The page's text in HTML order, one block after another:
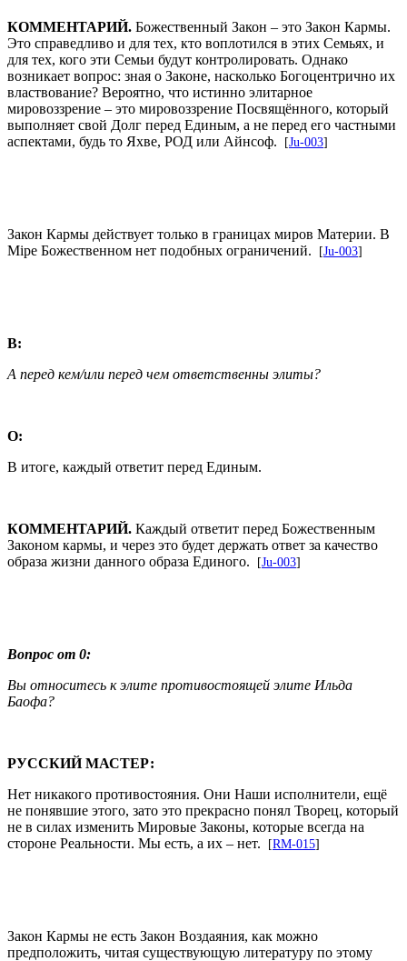
КОММЕНТАРИЙ. Божественный Закон – это Закон Кармы.
Это справедливо и для тех, кто воплотился в этих Семьях, и
для тех, кого эти Семьи будут контролировать. Однако
возникает вопрос: зная о Законе, насколько Богоцентрично их
властвование? Вероятно, что истинно элитарное
мировоззрение – это мировоззрение Посвящённого, который
выполняет свой Долг перед Единым, а не перед его частными
аспектами, будь то Яхве, РОД или Айнсоф.
[Ju-003]
Закон Кармы действует только в границах миров Материи. В
Мiре Божественном нет подобных ограничений.
[Ju-003]
В:
А перед кем/или перед чем ответственны элиты?
О:
В итоге, каждый ответит перед Единым.
КОММЕНТАРИЙ. Каждый ответит перед Божественным
Законом кармы, и через это будет держать ответ за качество
образа жизни данного образа Единого.
[Ju-003]
Вопрос от 0:
Вы относитесь к элите противостоящей элите Ильда
Баофа?
РУССКИЙ МАСТЕР:
Нет никакого противостояния. Они Наши исполнители, ещё
не понявшие этого, зато это прекрасно понял Творец, который
не в силах изменить Мировые Законы, которые всегда на
стороне Реальности. Мы есть, а их – нет.
[RM-015]
Закон Кармы не есть Закон Воздаяния, как можно
предположить, читая существующую литературу по этому